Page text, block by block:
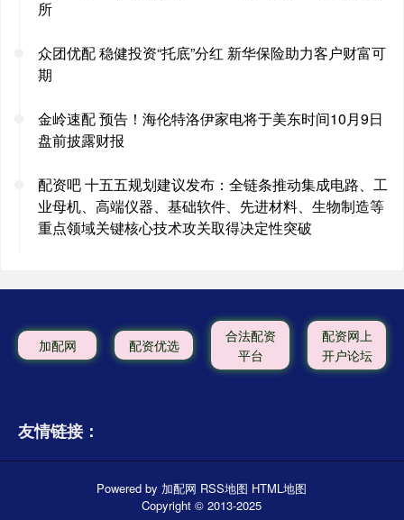
所
众团优配 稳健投资“托底”分红 新华保险助力客户财富可
期
金岭速配 预告！海伦特洛伊家电将于美东时间10月9日
盘前披露财报
配资吧 十五五规划建议发布：全链条推动集成电路、工
业母机、高端仪器、基础软件、先进材料、生物制造等
重点领域关键核心技术攻关取得决定性突破
加配网 配资优选
合法配资
平台
配资网上
开户论坛
友情链接：
Powered by 加配网 RSS地图 HTML地图
Copyright© 2013-2025